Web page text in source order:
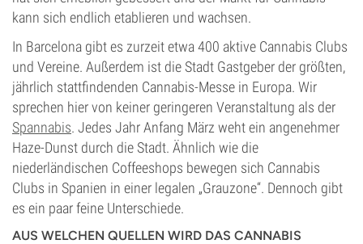
kann sich endlich etablieren und wachsen.
In Barcelona gibt es zurzeit etwa 400 aktive Cannabis Clubs
und Vereine. Außerdem ist die Stadt Gastgeber der größten,
jährlich stattfindenden Cannabis-Messe in Europa. Wir
sprechen hier von keiner geringeren Veranstaltung als der
Spannabis. Jedes Jahr Anfang März weht ein angenehmer
Haze-Dunst durch die Stadt. Ähnlich wie die
niederländischen Coffeeshops bewegen sich Cannabis
Clubs in Spanien in einer legalen „Grauzone“. Dennoch gibt
es ein paar feine Unterschiede.
AUS WELCHEN QUELLEN WIRD DAS CANNABIS